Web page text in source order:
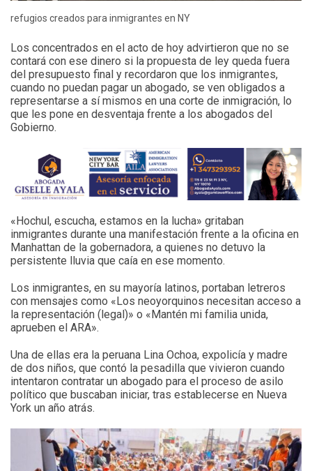
refugios creados para inmigrantes en NY
Los concentrados en el acto de hoy advirtieron que no se
contará con ese dinero si la propuesta de ley queda fuera
del presupuesto final y recordaron que los inmigrantes,
cuando no puedan pagar un abogado, se ven obligados a
representarse a sí mismos en una corte de inmigración, lo
que les pone en desventaja frente a los abogados del
Gobierno.
«Hochul, escucha, estamos en la lucha» gritaban
inmigrantes durante una manifestación frente a la oficina en
Manhattan de la gobernadora, a quienes no detuvo la
persistente lluvia que caía en ese momento.
Los inmigrantes, en su mayoría latinos, portaban letreros
con mensajes como «Los neoyorquinos necesitan acceso a
la representación (legal)» o «Mantén mi familia unida,
aprueben el ARA».
Una de ellas era la peruana Lina Ochoa, expolicía y madre
de dos niños, que contó la pesadilla que vivieron cuando
intentaron contratar un abogado para el proceso de asilo
político que buscaban iniciar, tras establecerse en Nueva
York un año atrás.